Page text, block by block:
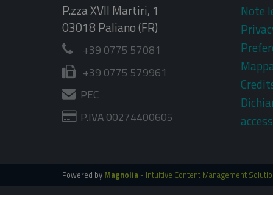
P.zza XVII Martiri, 1
03018 Paliano (FR)
+39 0775 57081
+39 0775 579961
PEC
P.IVA 00274400605
Note
Powered by Magnolia - Intuitive Content Management